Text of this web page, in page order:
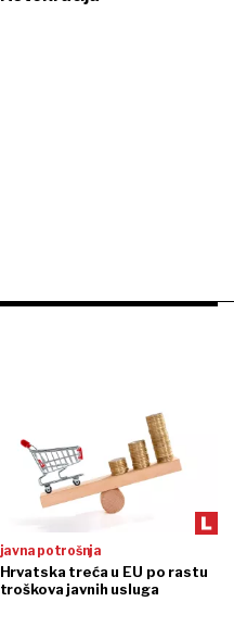
javna potrošnja
Hrvatska treća u EU po rastu
troškova javnih usluga